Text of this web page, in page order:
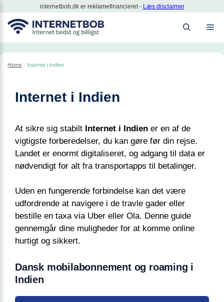
indhold
internetbob.dk er reklamefinancieret - Læs disclaimer
Home - Internet i Indien
Internet i Indien
At sikre sig stabilt Internet i Indien er en af de
vigtigste forberedelser, du kan gøre før din rejse.
Landet er enormt digitaliseret, og adgang til data er
nødvendigt for alt fra transportapps til betalinger.
Uden en fungerende forbindelse kan det være
udfordrende at navigere i de travle gader eller
bestille en taxa via Uber eller Ola. Denne guide
gennemgår dine muligheder for at komme online
hurtigt og sikkert.
Dansk mobilabonnement og roaming i
Indien